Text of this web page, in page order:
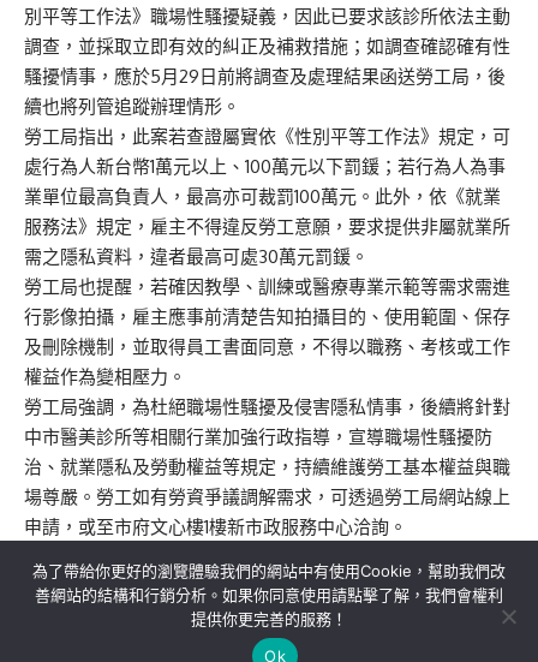
別平等工作法》職場性騷擾疑義，因此已要求該診所依法主動
調查，並採取立即有效的糾正及補救措施；如調查確認確有性
騷擾情事，應於5月29日前將調查及處理結果函送勞工局，後
續也將列管追蹤辦理情形。
勞工局指出，此案若查證屬實依《性別平等工作法》規定，可
處行為人新台幣1萬元以上、100萬元以下罰鍰；若行為人為事
業單位最高負責人，最高亦可裁罰100萬元。此外，依《就業
服務法》規定，雇主不得違反勞工意願，要求提供非屬就業所
需之隱私資料，違者最高可處30萬元罰鍰。
勞工局也提醒，若確因教學、訓練或醫療專業示範等需求需進
行影像拍攝，雇主應事前清楚告知拍攝目的、使用範圍、保存
及刪除機制，並取得員工書面同意，不得以職務、考核或工作
權益作為變相壓力。
勞工局強調，為杜絕職場性騷擾及侵害隱私情事，後續將針對
中市醫美診所等相關行業加強行政指導，宣導職場性騷擾防
治、就業隱私及勞動權益等規定，持續維護勞工基本權益與職
場尊嚴。勞工如有勞資爭議調解需求，可透過勞工局網站線上
申請，或至市府文心樓1樓新市政服務中心洽詢。
關於我們 隱私權政策 聯絡我們
為了帶給你更好的瀏覽體驗我們的網站中有使用Cookie，幫助我們改
善網站的結構和行銷分析。如果你同意使用請點擊了解，我們會權利
提供你更完善的服務！
Ok